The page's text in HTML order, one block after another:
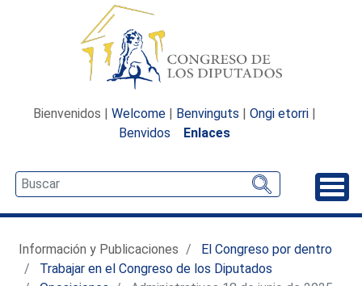
Bienvenidos | Welcome | Benvinguts | Ongi etorri |
Benvidos
Enlaces
Información y Publicaciones
El Congreso por dentro
Trabajar en el Congreso de los Diputados